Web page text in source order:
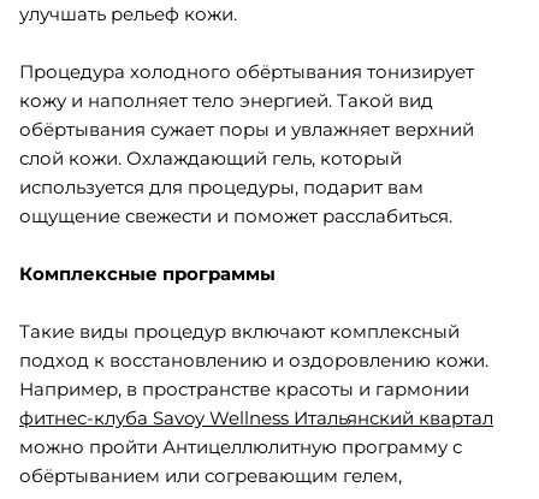
улучшать рельеф кожи.
Процедура холодного обёртывания тонизирует
кожу и наполняет тело энергией. Такой вид
обёртывания сужает поры и увлажняет верхний
слой кожи. Охлаждающий гель, который
используется для процедуры, подарит вам
ощущение свежести и поможет расслабиться.
Комплексные программы
Такие виды процедур включают комплексный
подход к восстановлению и оздоровлению кожи.
Например, в пространстве красоты и гармонии
фитнес-клуба Savoy Wellness Итальянский квартал
можно пройти Антицеллюлитную программу с
обёртыванием или согревающим гелем,